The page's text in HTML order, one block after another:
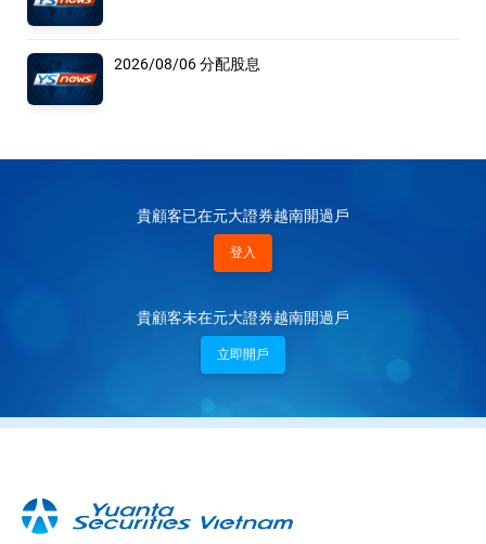
2026/08/06 分配股息
貴顧客已在元大證券越南開過戶
登入
貴顧客未在元大證券越南開過戶
立即開戶